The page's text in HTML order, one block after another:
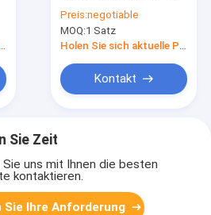
Holen Sie sich aktuelle Preis
Bau-Masche
Preis:negotiable
MOQ:1 Satz
Holen Sie sich aktuelle Preis
Kontakt
Sie Zeit
Sie uns mit Ihnen die besten
kontaktieren.
Sie Ihre Anforderung